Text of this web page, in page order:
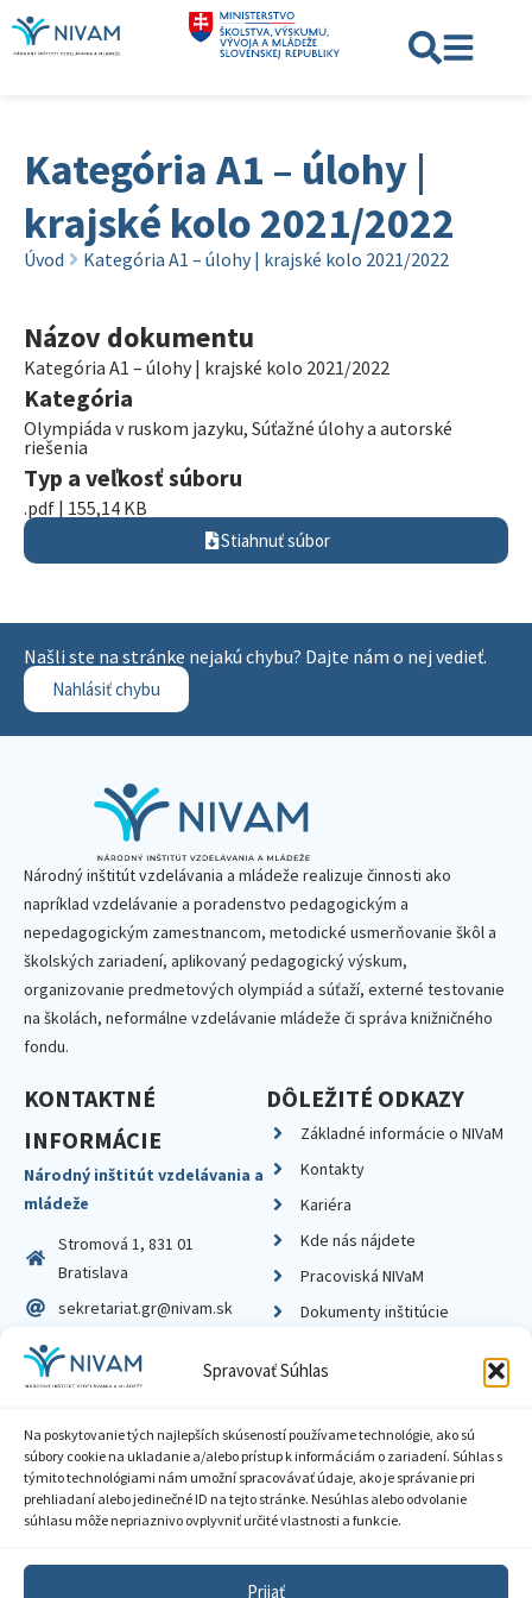
Spravovať Súhlas
Na poskytovanie tých najlepších skúseností používame technológie, ako sú
súbory cookie na ukladanie a/alebo prístup k informáciám o zariadení. Súhlas s
týmito technológiami nám umožní spracovávať údaje, ako je správanie pri
prehliadaní alebo jedinečné ID na tejto stránke. Nesúhlas alebo odvolanie
súhlasu môže nepriaznivo ovplyvniť určité vlastnosti a funkcie.
Prijať
Kategória A1 – úlohy |
krajské kolo 2021/2022
Úvod Kategória A1 – úlohy | krajské kolo 2021/2022
Názov dokumentu
Kategória A1 – úlohy | krajské kolo 2021/2022
Kategória
Olympiáda v ruskom jazyku, Súťažné úlohy a autorské
riešenia
Typ a veľkosť súboru
.pdf | 155,14 KB
Stiahnuť súbor
Našli ste na stránke nejakú chybu? Dajte nám o nej vedieť.
Nahlásiť chybu
Národný inštitút vzdelávania a mládeže realizuje činnosti ako
napríklad vzdelávanie a poradenstvo pedagogickým a
nepedagogickým zamestnancom, metodické usmerňovanie škôl a
školských zariadení, aplikovaný pedagogický výskum,
organizovanie predmetových olympiád a súťaží, externé testovanie
na školách, neformálne vzdelávanie mládeže či správa knižničného
fondu.
KONTAKTNÉ
INFORMÁCIE
Národný inštitút vzdelávania a
mládeže
Stromová 1, 831 01
Bratislava
sekretariat.gr@nivam.sk
IČO: 00164348
DIČ: 2020798714
DÔLEŽITÉ ODKAZY
Základné informácie o NIVaM
Kontakty
Kariéra
Kde nás nájdete
Pracoviská NIVaM
Dokumenty inštitúcie
Zásady ochrany súkromia